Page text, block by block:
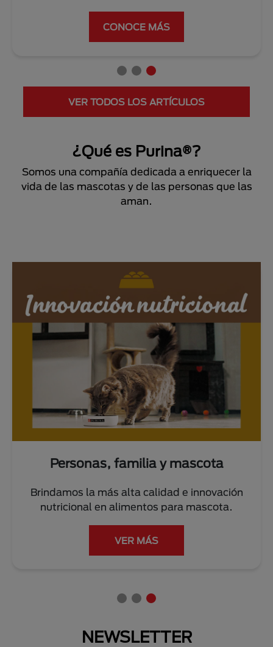
CONOCE MÁS
VER TODOS LOS ARTÍCULOS
¿Qué es Purina®?
Somos una compañía dedicada a enriquecer la
vida de las mascotas y de las personas que las
aman.
Personas, familia y mascota
Brindamos la más alta calidad e innovación
nutricional en alimentos para mascota.
VER MÁS
NEWSLETTER